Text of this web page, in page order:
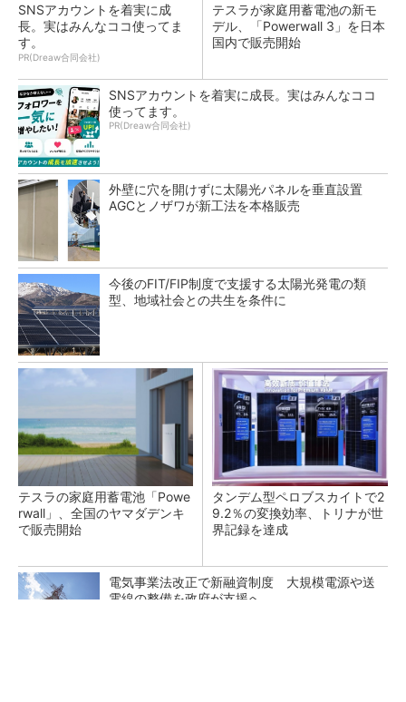
SNSアカウントを着実に成
長。実はみんなココ使ってま
す。
PR(Dreaw合同会社)
テスラが家庭用蓄電池の新モ
デル、「Powerwall 3」を日本
国内で販売開始
SNSアカウントを着実に成長。実はみんなココ
使ってます。
PR(Dreaw合同会社)
外壁に穴を開けずに太陽光パネルを垂直設置
AGCとノザワが新工法を本格販売
今後のFIT/FIP制度で支援する太陽光発電の類
型、地域社会との共生を条件に
テスラの家庭用蓄電池「Powe
rwall」、全国のヤマダデンキ
で販売開始
タンデム型ペロブスカイトで2
9.2％の変換効率、トリナが世
界記録を達成
電気事業法改正で新融資制度 大規模電源や送
電線の整備を政府が支援へ